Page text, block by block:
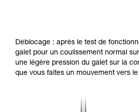
Déblocage : après le test de
galet pour un coulissement normal
une légère pression du galet sur la
que vous faites un mouvement vers le